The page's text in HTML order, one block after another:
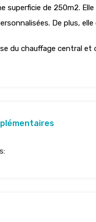
superficie de 250m2.
De plus,
du chauffage central